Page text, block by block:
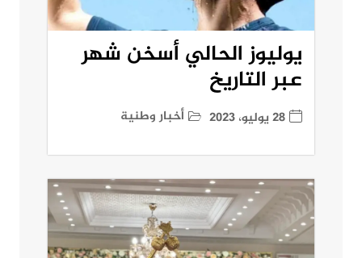
يوليوز الحالي أسخن شهر
عبر التاريخ
28 يوليو، 2023 أخبار وطنية